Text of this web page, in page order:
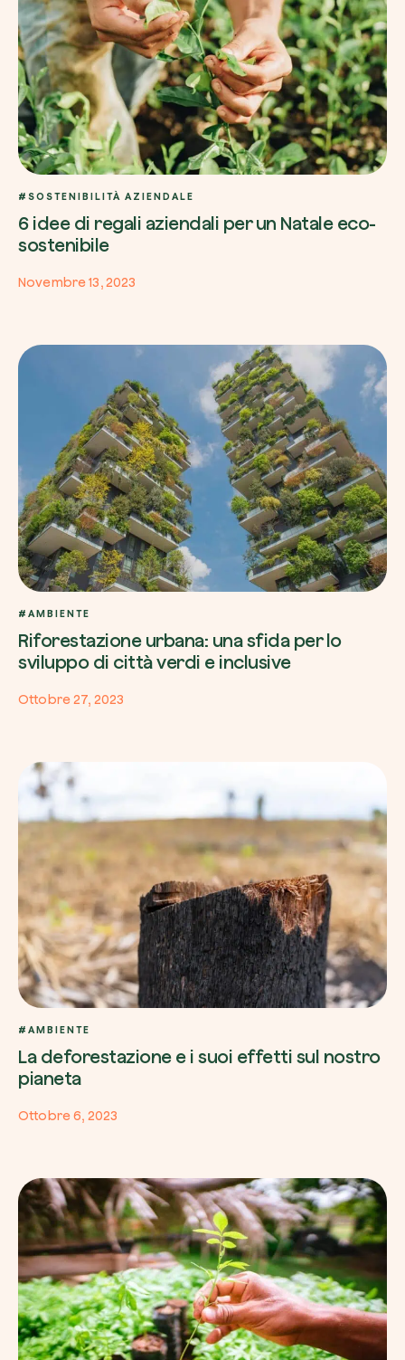
#SOSTENIBILITÀ AZIENDALE
6 idee di regali aziendali per un Natale eco-
sostenibile
Novembre 13, 2023
#AMBIENTE
Riforestazione urbana: una sfida per lo
sviluppo di città verdi e inclusive
Ottobre 27, 2023
#AMBIENTE
La deforestazione e i suoi effetti sul nostro
pianeta
Ottobre 6, 2023